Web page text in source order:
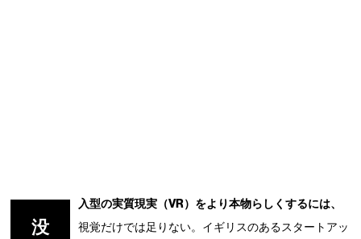
没
入型の実質現実（VR）をより本物らしくするには、
視覚だけでは足りない。イギリスのあるスタートアッ